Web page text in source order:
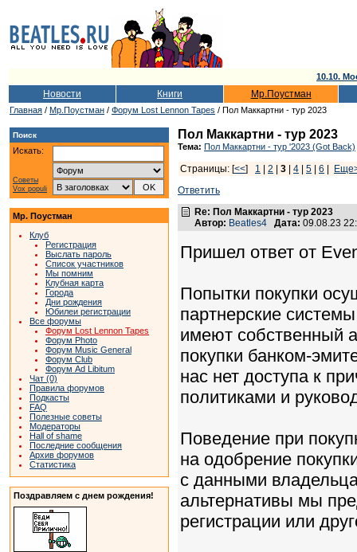
10.10.
Новости Книги Мр.Поустман
Главная / Мр.Поустман / Форум Lost Lennon Tapes / Пол Маккартни - тур 2023
Поиск
Искать:
Советы
Vox populi
Мр. Поустман
Клуб
Регистрация
Выслать пароль
Список участников
Мы помним
Клубная карта
Города
Дни рождения
Юбилеи регистрации
Все форумы
Форум Lost Lennon Tapes
Форум Photo
Форум Music General
Форум Club
Форум Ad Libitum
Чат (0)
Правила форумов
Подкасты
FAQ
Полезные советы
Модераторы
Hall of shame
Последние сообщения
Архив форумов
Статистика
Поздравляем с днем рождения!
Пол Маккартни - тур 2023
Тема: Пол Маккартни - тур '2023 (Got Back)
Страницы: [<<] 1 2 3 4 5 6
Ответить
Re: Пол Маккартни - тур 2023
Автор: Beatles4 Дата: 09.08.23
Пришел ответ от
Попытки покупки
партнерские
имеют собственный
покупки банком-
нас нет доступа к
политиками и
Поведение при
на одобрение
с данными
альтернативы мы
регистрации или